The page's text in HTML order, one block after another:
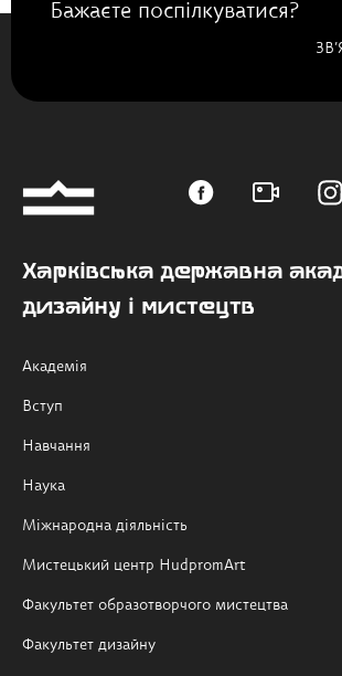
Бажаєте поспілкуватися?
Харківська державна
дизайну і мистецтв
Академія
Вступ
Навчання
Наука
Міжнародна діяльність
Мистецький центр HudpromArt
Факультет образотворчого мистецтва
Факультет дизайну